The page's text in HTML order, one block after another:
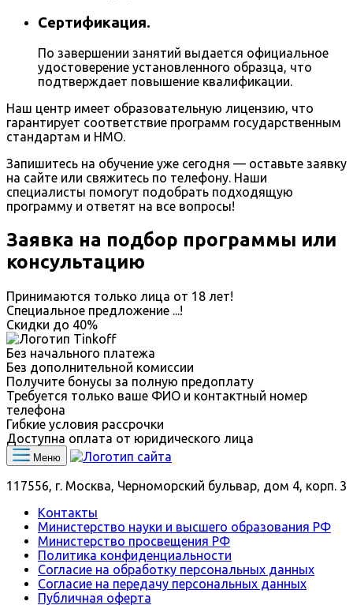
Сертификация.
По завершении занятий выдается официальное
удостоверение установленного образца, что
подтверждает повышение квалификации.
Наш центр имеет образовательную лицензию, что
гарантирует соответствие программ государственным
стандартам и НМО.
Запишитесь на обучение уже сегодня — оставьте заявку
на сайте или свяжитесь по телефону. Наши
специалисты помогут подобрать подходящую
программу и ответят на все вопросы!
Заявка на подбор программы или
консультацию
Принимаются только лица от 18 лет!
Специальное предложение ...!
Скидки до 40%
Без начального платежа
Без дополнительной комиссии
Получите бонусы за полную предоплату
Требуется только ваше ФИО и контактный номер
телефона
Гибкие условия рассрочки
Доступна оплата от юридического лица
Меню
117556, г. Москва, Черноморский бульвар, дом 4, корп. 3
Контакты
Министерство науки и высшего образования РФ
Министерство просвещения РФ
Политика конфиденциальности
Согласие на обработку персональных данных
Согласие на передачу персональных данных
Публичная оферта